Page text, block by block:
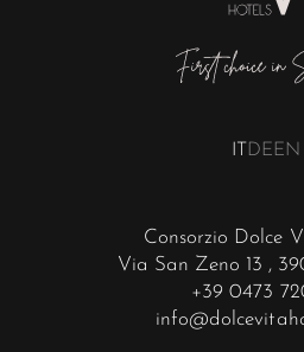
Consorzio Dolce
Via San Zeno 13 ,
+39 0473
ITDEEN